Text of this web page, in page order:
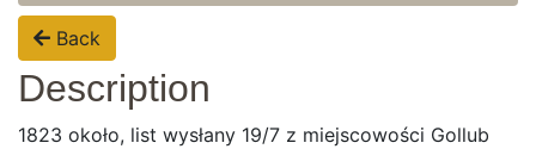
Back
Description
1823 około, list wysłany 19/7 z miejscowości Gollub